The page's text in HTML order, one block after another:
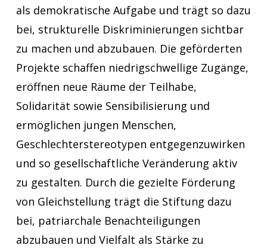
als demokratische Aufgabe und trägt so dazu
bei, strukturelle Diskriminierungen sichtbar
zu machen und abzubauen. Die geförderten
Projekte schaffen niedrigschwellige Zugänge,
eröffnen neue Räume der Teilhabe,
Solidarität sowie Sensibilisierung und
ermöglichen jungen Menschen,
Geschlechterstereotypen entgegenzuwirken
und so gesellschaftliche Veränderung aktiv
zu gestalten. Durch die gezielte Förderung
von Gleichstellung trägt die Stiftung dazu
bei, patriarchale Benachteiligungen
abzubauen und Vielfalt als Stärke zu